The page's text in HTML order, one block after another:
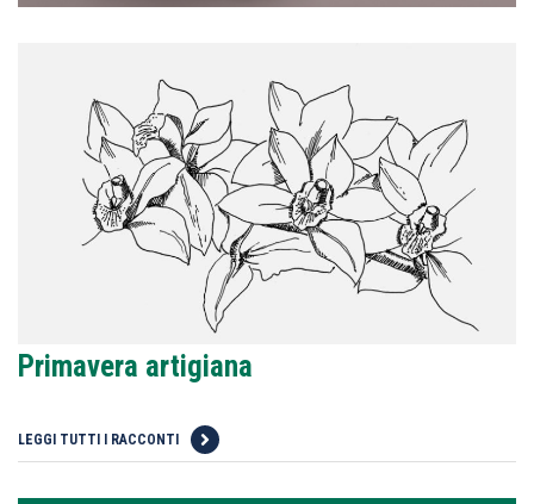
Primavera artigiana
LEGGI TUTTI I RACCONTI